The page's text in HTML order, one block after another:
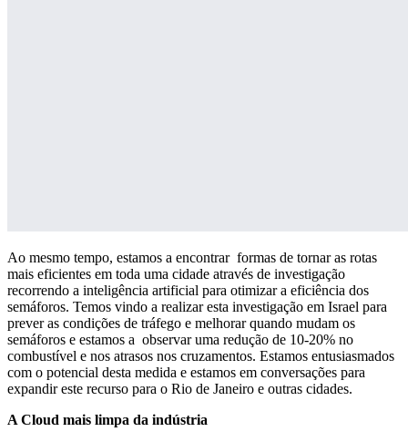
Ao mesmo tempo, estamos a encontrar formas de tornar as rotas
mais eficientes em toda uma cidade através de investigação
recorrendo a inteligência artificial para otimizar a eficiência dos
semáforos. Temos vindo a realizar esta investigação em Israel para
prever as condições de tráfego e melhorar quando mudam os
semáforos e estamos a observar uma redução de 10-20% no
combustível e nos atrasos nos cruzamentos. Estamos entusiasmados
com o potencial desta medida e estamos em conversações para
expandir este recurso para o Rio de Janeiro e outras cidades.
A Cloud mais limpa da indústria